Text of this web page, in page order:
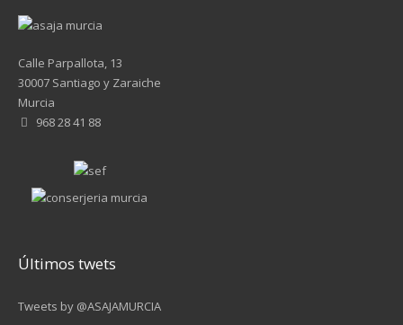
Calle Parpallota, 13
30007 Santiago y Zaraiche
Murcia
968 28 41 88
Últimos twets
Tweets by @ASAJAMURCIA